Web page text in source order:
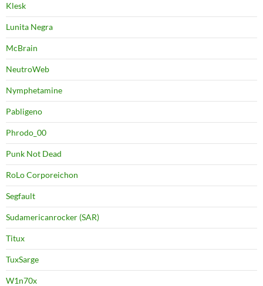
Klesk
Lunita Negra
McBrain
NeutroWeb
Nymphetamine
Pabligeno
Phrodo_00
Punk Not Dead
RoLo Corporeichon
Segfault
Sudamericanrocker (SAR)
Titux
TuxSarge
W1n70x